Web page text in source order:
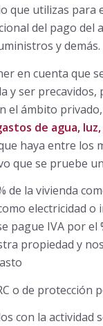
que utilizas para
del pago del
y demás.
en cuenta que
y ser
el ámbito
de agua,
haya entre los
que se pruebe
de la vivienda
electricidad
pague IVA por el
propiedad y
o de protección
con la actividad